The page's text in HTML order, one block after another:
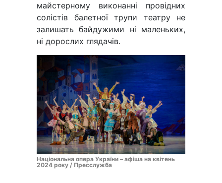
майстерному виконанні провідних
солістів балетної трупи театру не
залишать байдужими ні маленьких,
ні дорослих глядачів.
Національна опера України – афіша на квітень
2024 року / Пресслужба